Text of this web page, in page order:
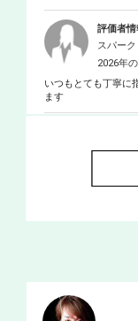
評価者情
スパー
2026年
いつもとても丁寧に
ます